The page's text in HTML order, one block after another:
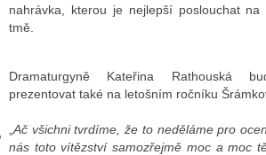
DISKUTÉRA NA RADIOTV
nahrávka, kterou je nejlepší poslouchat na
tmě.
Dramaturgyně Kateřina Rathouská
prezentovat také na letošním ročníku
Ač všichni tvrdíme, že to neděláme pro
nás toto vítězství samozřejmě moc a moc